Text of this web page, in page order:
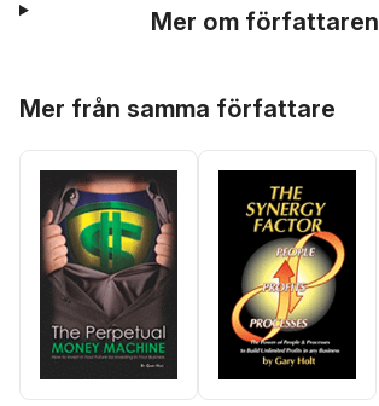
Mer om författaren
Mer från samma författare